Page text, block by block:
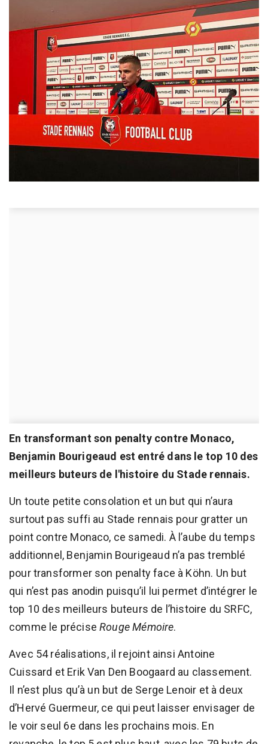
En transformant son penalty contre Monaco,
Benjamin Bourigeaud est entré dans le top 10 des
meilleurs buteurs de l'histoire du Stade rennais.
Un toute petite consolation et un but qui n’aura
surtout pas suffi au Stade rennais pour gratter un
point contre Monaco, ce samedi. À l’aube du temps
additionnel, Benjamin Bourigeaud n’a pas tremblé
pour transformer son penalty face à Köhn. Un but
qui n’est pas anodin puisqu’il lui permet d’intégrer le
top 10 des meilleurs buteurs de l’histoire du SRFC,
comme le préciseRouge Mémoire.
Avec 54 réalisations, il rejoint ainsi Antoine
Cuissard et Erik Van Den Boogaard au classement.
Il n’est plus qu’à un but de Serge Lenoir et à deux
d’Hervé Guermeur, ce qui peut laisser envisager de
le voir seul 6e dans les prochains mois. En